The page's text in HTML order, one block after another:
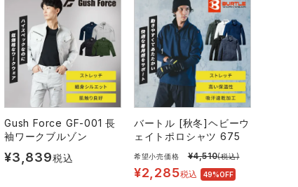
Gush Force GF-001 長
袖ワークブルゾン
¥3,839税込
バートル [秋冬]ヘビーウ
ェイトポロシャツ 675
希望小売価格 ¥4,510(税込)
¥2,285税込 49%OFF